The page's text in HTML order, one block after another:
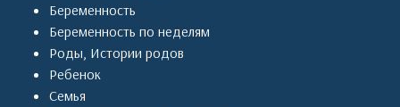
Беременность
Беременность по неделям
Роды, Истории родов
Ребенок
Семья